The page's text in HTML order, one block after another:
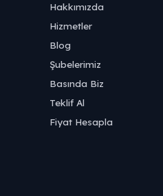
Hakkımızda
Hizmetler
Blog
Şubelerimiz
Basında Biz
Teklif Al
Fiyat Hesapla